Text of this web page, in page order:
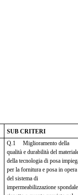
SUB CRITERI
Q.1 Miglioramento della
qualità e durabilità del
della tecnologia di posa
per la fornitura e posa in opera
del sistema di
impermeabilizzazione